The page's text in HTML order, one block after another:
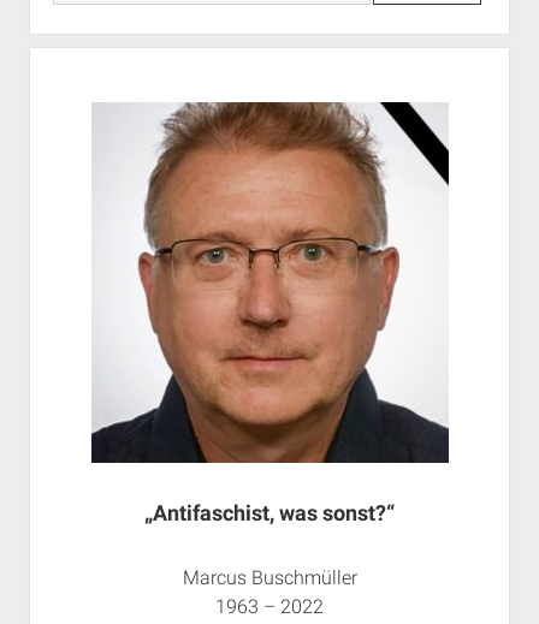
„Antifaschist, was sonst?“
Marcus Buschmüller
1963 – 2022